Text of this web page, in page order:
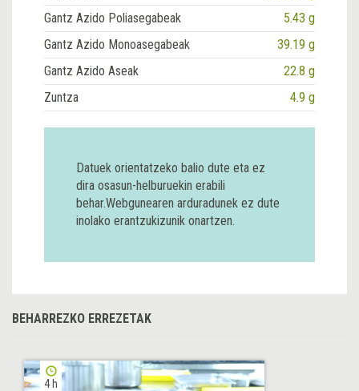
Gantz Azido Poliasegabeak
5.43 g
Gantz Azido Monoasegabeak
39.19 g
Gantz Azido Aseak
22.8 g
Zuntza
4.9 g
Datuek orientatzeko balio dute eta ez
dira osasun-helburuekin erabili
behar.Webgunearen arduradunek ez dute
inolako erantzukizunik onartzen.
BEHARREZKO ERREZETAK
4 h